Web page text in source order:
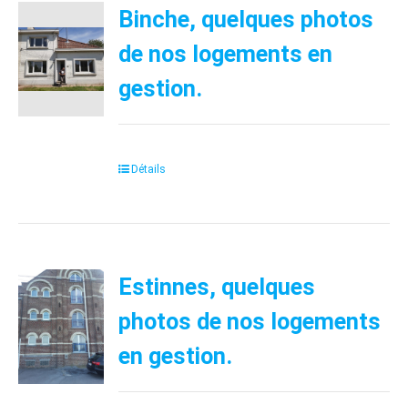
Binche, quelques photos
de nos logements en
gestion.
Détails
Estinnes, quelques
photos de nos logements
en gestion.